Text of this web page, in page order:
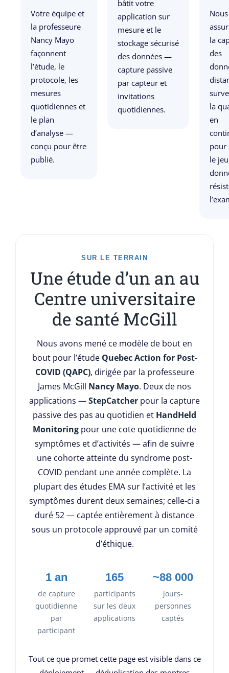
Votre équipe et
la professeure
Nancy Mayo
façonnent
l’étude, le
protocole, les
mesures
quotidiennes et
le plan
d’analyse —
conçu pour être
publié.
bâtit votre
application sur
mesure et le
stockage sécurisé
des données —
capture passive
par capteur et
invitations
quotidiennes.
Nous
la
des
la
en
pour
le
SUR LE TERRAIN
Une étude d’un an au
Centre universitaire
de santé McGill
Nous avons mené ce modèle de bout en
bout pour l’étude Quebec Action for Post-
COVID (QAPC), dirigée par la professeure
James McGill Nancy Mayo. Deux de nos
applications —StepCatcher pour la capture
passive des pas au quotidien et HandHeld
Monitoring pour une cote quotidienne de
symptômes et d’activités — afin de suivre
une cohorte atteinte du syndrome post-
COVID pendant une année complète. La
plupart des études EMA sur l’activité et les
symptômes durent deux semaines; celle-ci a
duré 52 — captée entièrement à distance
sous un protocole approuvé par un comité
d’éthique.
1 an
de capture
quotidienne
par
participant
165
participants
sur les deux
applications
~88 000
jours-
personnes
captés
Tout ce que promet cette page est visible dans ce